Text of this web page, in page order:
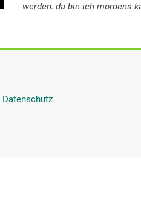
werden, da bin ich morgens
dann auch nicht lange
Datenschutz